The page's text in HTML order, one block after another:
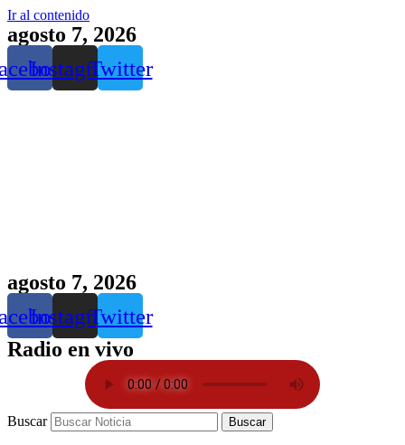
Ir al contenido
agosto 7, 2026
InstagramTwitter
agosto 7, 2026
InstagramTwitter
Radio en vivo
Buscar Buscar